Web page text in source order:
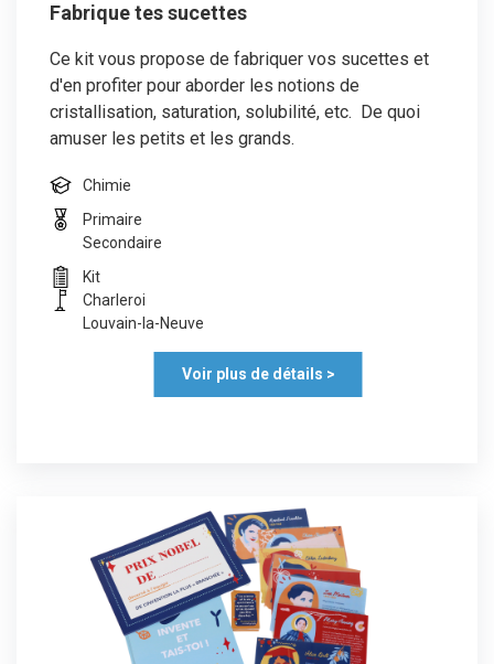
Fabrique tes sucettes
Ce kit vous propose de fabriquer vos sucettes et
d'en profiter pour aborder les notions de
cristallisation, saturation, solubilité, etc. De quoi
amuser les petits et les grands.
Chimie
Primaire
Secondaire
Kit
Charleroi
Louvain-la-Neuve
Voir plus de détails >